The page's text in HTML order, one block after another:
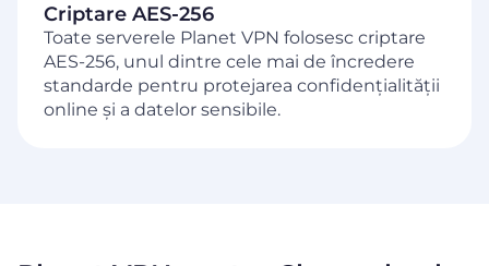
Criptare AES-256
Toate serverele Planet VPN folosesc criptare
AES-256, unul dintre cele mai de încredere
standarde pentru protejarea confidențialității
online și a datelor sensibile.